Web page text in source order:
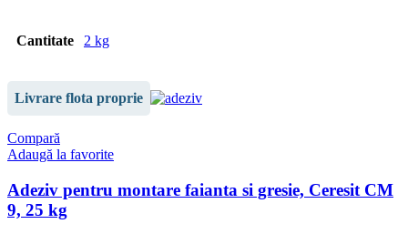
Cantitate 2 kg
Livrare flota proprie
Compară
Adaugă la favorite
Adeziv pentru montare faianta si gresie, Ceresit CM
9, 25 kg